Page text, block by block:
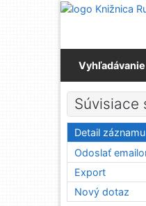
Prejsť na
Vyhľadávanie
Súvisiace
Detail záznamu
Odoslať
Export
Nový dotaz